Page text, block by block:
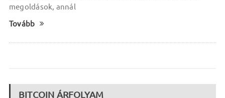
megoldások, annál
Tovább
BITCOIN ÁRFOLYAM